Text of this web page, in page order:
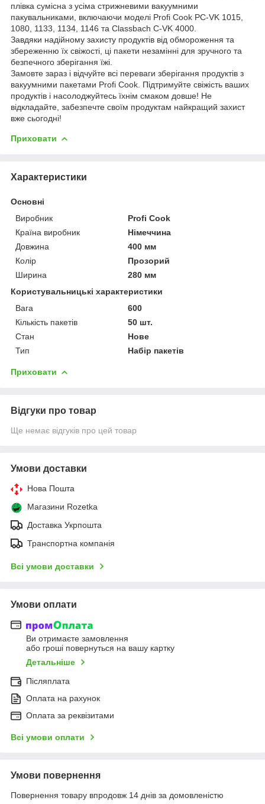
плівка сумісна з усіма стрижневими вакуумними
пакувальниками, включаючи моделі Profi Cook PC-VK 1015,
1080, 1133, 1134, 1146 та Classbach C-VK 4000.
Завдяки надійному захисту продуктів від обмороження та
збереженню їх свіжості, ці пакети незамінні для зручного та
безпечного зберігання їжі.
Замовте зараз і відчуйте всі переваги зберігання продуктів з
вакуумними пакетами Profi Cook. Підтримуйте свіжість ваших
продуктів і насолоджуйтесь їхнім смаком довше! Не
відкладайте, забезпечте своїм продуктам найкращий захист
вже сьогодні!
Приховати
Характеристики
Основні
Виробник
Profi Cook
Країна виробник
Німеччина
Довжина
400 мм
Колір
Прозорий
Ширина
280 мм
Користувальницькі характеристики
Вага
600
Кількість пакетів
50 шт.
Стан
Нове
Тип
Набір пакетів
Приховати
Відгуки про товар
Ще немає відгуків про цей товар
Умови доставки
Нова Пошта
Магазини Rozetka
Доставка Укрпошта
Транспортна компанія
Всі умови доставки
Умови оплати
Ви отримаєте замовлення
або гроші повернуться на вашу картку
Детальніше
Післяплата
Оплата на рахунок
Оплата за реквізитами
Всі умови оплати
Умови повернення
Повернення товару впродовж 14 днів за домовленістю